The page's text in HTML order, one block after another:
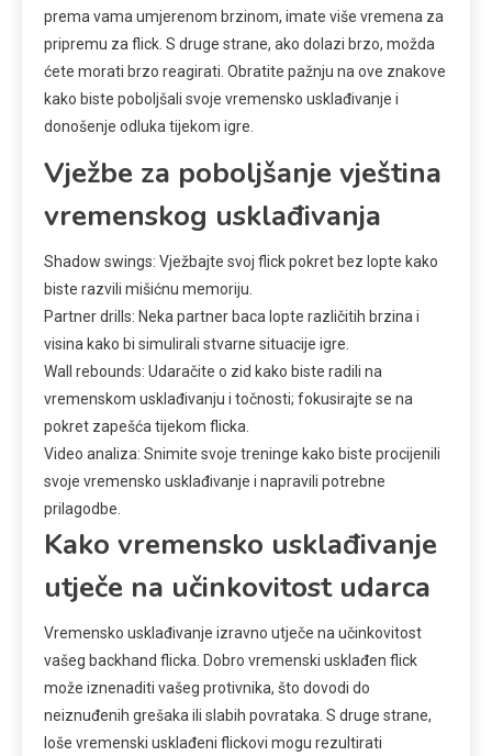
prema vama umjerenom brzinom, imate više vremena za
pripremu za flick. S druge strane, ako dolazi brzo, možda
ćete morati brzo reagirati. Obratite pažnju na ove znakove
kako biste poboljšali svoje vremensko usklađivanje i
donošenje odluka tijekom igre.
Vježbe za poboljšanje vještina
vremenskog usklađivanja
Shadow swings: Vježbajte svoj flick pokret bez lopte kako
biste razvili mišićnu memoriju.
Partner drills: Neka partner baca lopte različitih brzina i
visina kako bi simulirali stvarne situacije igre.
Wall rebounds: Udaračite o zid kako biste radili na
vremenskom usklađivanju i točnosti; fokusirajte se na
pokret zapešća tijekom flicka.
Video analiza: Snimite svoje treninge kako biste procijenili
svoje vremensko usklađivanje i napravili potrebne
prilagodbe.
Kako vremensko usklađivanje
utječe na učinkovitost udarca
Vremensko usklađivanje izravno utječe na učinkovitost
vašeg backhand flicka. Dobro vremenski usklađen flick
može iznenaditi vašeg protivnika, što dovodi do
neiznuđenih grešaka ili slabih povrataka. S druge strane,
loše vremenski usklađeni flickovi mogu rezultirati